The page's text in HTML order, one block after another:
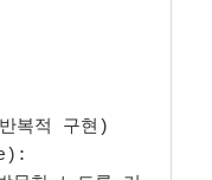
복적 구현)